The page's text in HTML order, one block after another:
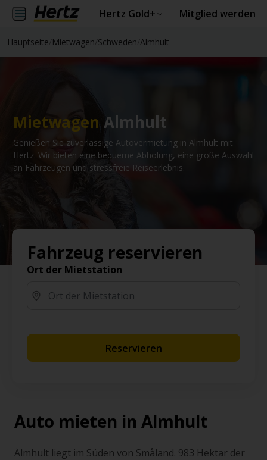
Hertz Gold+ Mitglied werden
Hauptseite Mietwagen Schweden Almhult
Mietwagen Almhult
Genießen Sie zuverlässige Autovermietung in Almhult mit
Hertz. Wir bieten eine bequeme Abholung, eine große Auswahl
an Fahrzeugen und stressfreie Reiseerlebnis.
Fahrzeug reservieren
Ort der Mietstation
Reservieren
Auto mieten in Almhult
Älmhult liegt im Süden von Småland. 983 Hektar der